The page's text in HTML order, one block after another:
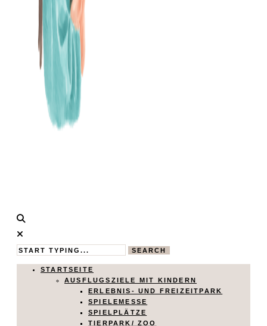
Calistas
Traum
MAMABLOG
SEARCH
STARTSEITE
AUSFLUGSZIELE MIT KINDERN
ERLEBNIS- UND FREIZEITPARK
SPIELEMESSE
SPIELPLÄTZE
TIERPARK/ ZOO